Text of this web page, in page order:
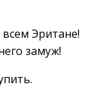
Эритане!
замуж!